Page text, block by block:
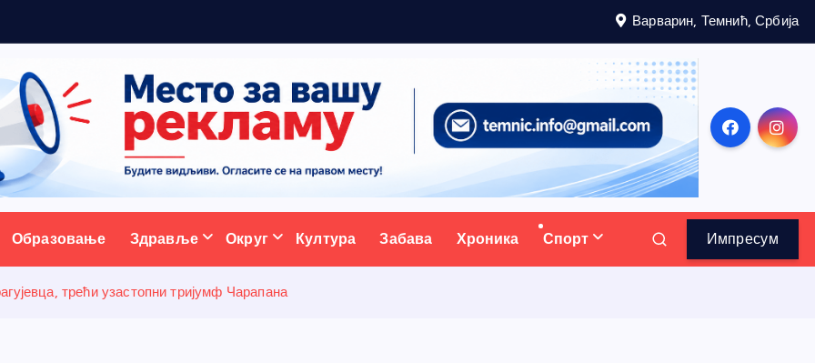
Варварин, Темнић, Србија
портал
Образовање Здравље Округ Култура Забава Хроника Спорт Импресум
трећи узастопни тријумф Чарапана